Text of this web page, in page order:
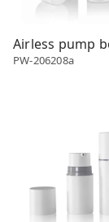
Airless pump
PW-206208a